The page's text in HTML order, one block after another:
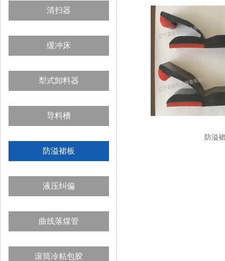
清扫器
缓冲床
犁式卸料器
导料槽
防溢裙板
液压纠偏
曲线落煤管
滚筒冷粘包胶
防溢